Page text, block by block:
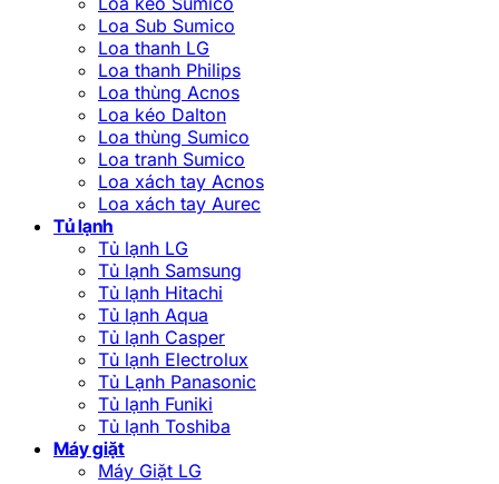
Loa Sub Sumico
Loa thanh LG
Loa thanh Philips
Loa thùng Acnos
Loa kéo Dalton
Loa thùng Sumico
Loa tranh Sumico
Loa xách tay Acnos
Loa xách tay Aurec
Tủ lạnh
Tủ lạnh LG
Tủ lạnh Samsung
Tủ lạnh Hitachi
Tủ lạnh Aqua
Tủ lạnh Casper
Tủ lạnh Electrolux
Tủ Lạnh Panasonic
Tủ lạnh Funiki
Tủ lạnh Toshiba
Máy giặt
Máy Giặt LG